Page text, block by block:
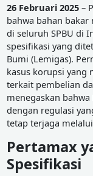
26 Februari 2025–
bahwa bahan bakar
di seluruh SPBU di
spesifikasi yang
Bumi (Lemigas).
kasus korupsi yang
terkait pembelian
menegaskan
dengan regulasi
tetap terjaga
Pertamax
Spesifikasi